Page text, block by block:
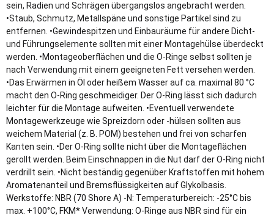
sein, Radien und Schrägen übergangslos angebracht werden.
•Staub, Schmutz, Metallspäne und sonstige Partikel sind zu
entfernen. •Gewindespitzen und Einbauräume für andere Dicht-
und Führungselemente sollten mit einer Montagehülse überdeckt
werden. •Montageoberflächen und die O-Ringe selbst sollten je
nach Verwendung mit einem geeigneten Fett versehen werden.
•Das Erwärmen in Öl oder heißem Wasser auf ca. maximal 80 °C
macht den O-Ring geschmeidiger. Der O-Ring lässt sich dadurch
leichter für die Montage aufweiten. •Eventuell verwendete
Montagewerkzeuge wie Spreizdorn oder -hülsen sollten aus
weichem Material (z. B. POM) bestehen und frei von scharfen
Kanten sein. •Der O-Ring sollte nicht über die Montageflächen
gerollt werden. Beim Einschnappen in die Nut darf der O-Ring nicht
verdrillt sein. •Nicht beständig gegenüber Kraftstoffen mit hohem
Aromatenanteil und Bremsflüssigkeiten auf Glykolbasis.
Werkstoffe: NBR (70 Shore A) -N: Temperaturbereich: -25°C bis
max. +100°C, FKM* Verwendung: O-Ringe aus NBR sind für ein